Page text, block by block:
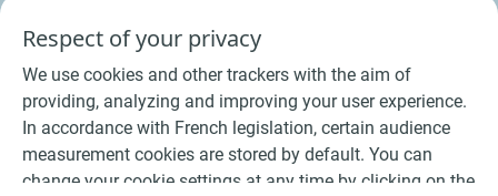
Respect of your privacy
We use cookies and other trackers with the aim of
providing, analyzing and improving your user experience.
In accordance with French legislation, certain audience
measurement cookies are stored by default. You can
change your cookie settings at any time by clicking on the